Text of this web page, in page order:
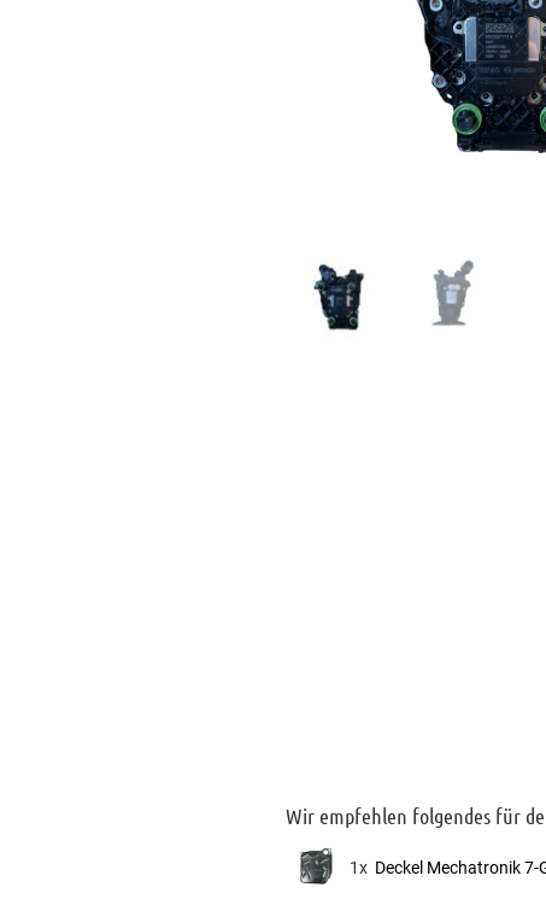
Wir empfehlen folgendes für
1x Deckel Mechatronik 7-